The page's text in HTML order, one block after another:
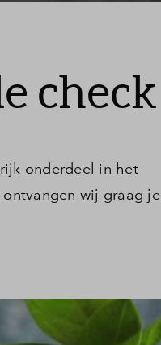
check
onderdeel in het
wij graag je